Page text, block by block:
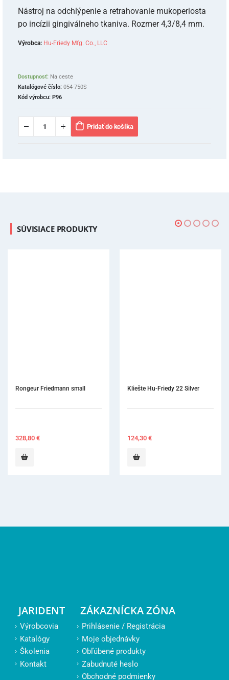
Nástroj na odchlýpenie a retrahovanie mukoperiosta
po incízii gingiválneho tkaniva. Rozmer 4,3/8,4 mm.
Výrobca: Hu-Friedy Mfg. Co., LLC
Dostupnosť: Na ceste
Katalógové číslo: 054-750S
Kód výrobcu: P96
Pridať do košíka
SÚVISIACE PRODUKTY
Rongeur Friedmann small
328,80 €
Kliešte Hu-Friedy 22 Silver
124,30 €
JARIDENT
Výrobcovia
Katalógy
Školenia
Kontakt
ZÁKAZNÍCKA ZÓNA
Prihlásenie / Registrácia
Moje objednávky
Obľúbené produkty
Zabudnuté heslo
Obchodné podmienky